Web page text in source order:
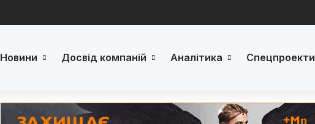
Новини Досвід компаній Аналітика Спецпроекти